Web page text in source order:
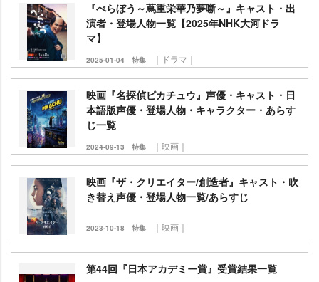
『べらぼう～蔦重栄華乃夢噺～』キャスト・出
演者・登場人物一覧【2025年NHK大河ドラ
マ】
2025-01-04 特集 ｜ドラマ｜
映画『名探偵ピカチュウ』声優・キャスト・日
本語版声優・登場人物・キャラクター・あらす
じ一覧
2024-09-13 特集 ｜映画｜
映画『ザ・クリエイター/創造者』キャスト・吹
き替え声優・登場人物一覧/あらすじ
2023-10-18 特集 ｜映画｜
第44回『日本アカデミー賞』受賞結果一覧